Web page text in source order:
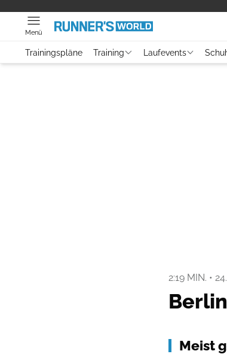
Menü
Trainingspläne Training Laufevents
2:19 MIN. •
Meist